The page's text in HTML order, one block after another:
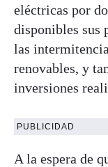
eléctricas por
disponibles sus
las
renovables, y
inversiones
PUBLICIDAD
A la espera de